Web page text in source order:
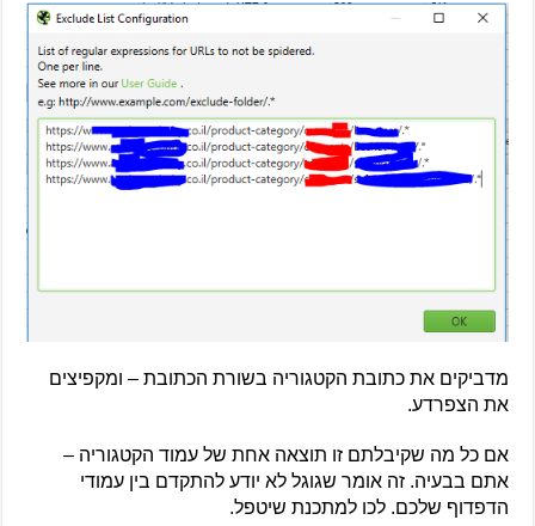
מדביקים את כתובת הקטגוריה בשורת הכתובת – ומקפיצים
את הצפרדע.
אם כל מה שקיבלתם זו תוצאה אחת של עמוד הקטגוריה –
אתם בבעיה. זה אומר שגוגל לא יודע להתקדם בין עמודי
הדפדוף שלכם. לכו למתכנת שיטפל.